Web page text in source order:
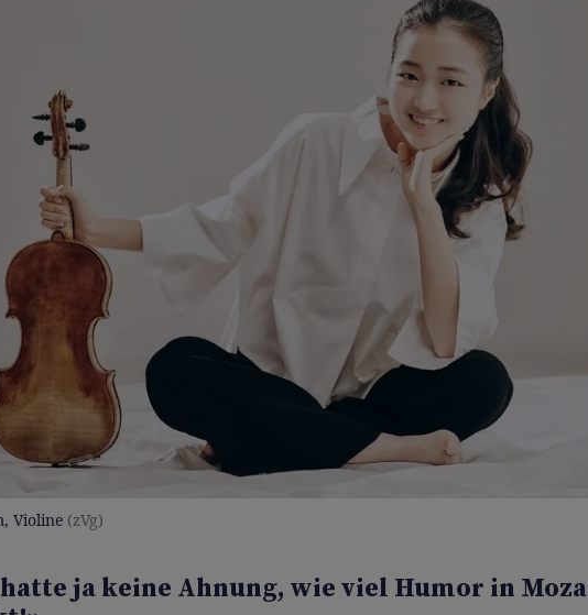
Violine (zVg)
ja keine Ahnung, wie viel Humor in